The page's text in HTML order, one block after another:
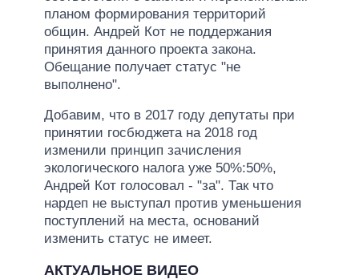
планом формирования территорий
общин. Андрей Кот не поддержания
принятия данного проекта закона.
Обещание получает статус "не
выполнено".
Добавим, что в 2017 году депутаты при
принятии госбюджета на 2018 год
изменили принцип зачисления
экологического налога уже 50%:50%,
Андрей Кот голосовал - "за". Так что
нардеп не выступал против уменьшения
поступлений на места, оснований
изменить статус не имеет.
АКТУАЛЬНОЕ ВИДЕО